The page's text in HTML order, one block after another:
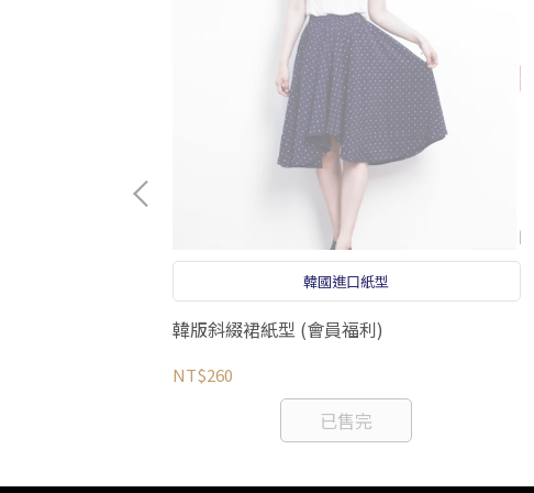
韓國進口紙型
韓版斜綴裙紙型 (會員福利)
NT$260
已售完